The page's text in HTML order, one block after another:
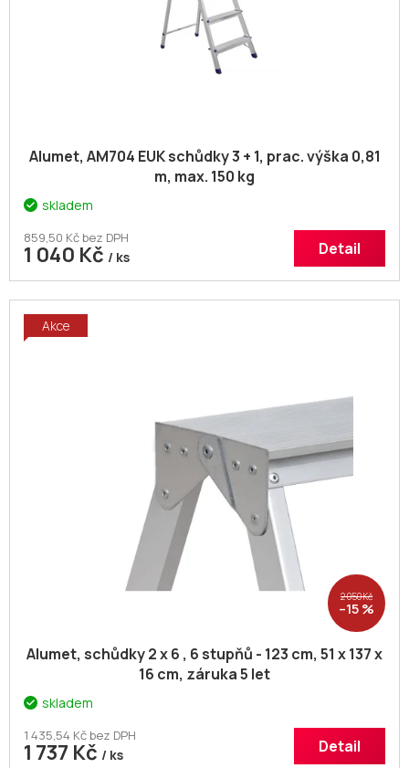
Alumet, AM704 EUK schůdky 3 + 1, prac. výška 0,81
m, max. 150 kg
skladem
859,50 Kč bez DPH
1 040 Kč / ks Detail
Akce
2 050 Kč
–15 %
Alumet, schůdky 2 x 6 , 6 stupňů - 123 cm, 51 x 137 x
16 cm, záruka 5 let
skladem
1 435,54 Kč bez DPH
1 737 Kč / ks Detail